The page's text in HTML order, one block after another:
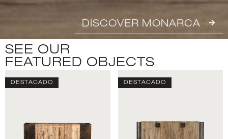
DISCOVER MONARCA
SEE OUR
FEATURED OBJECTS
DESTACADO DESTACADO